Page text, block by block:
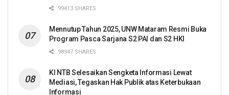
99413 SHARES
Mennutup Tahun 2025, UNW Mataram Resmi Buka
Program Pasca Sarjana S2 PAI dan S2 HKI
98947 SHARES
KI NTB Selesaikan Sengketa Informasi Lewat
Mediasi, Tegaskan Hak Publik atas Keterbukaan
Informasi